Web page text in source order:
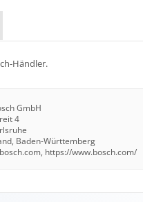
Händler.
GmbH
4
Baden-Württemberg
https://www.bosch.com/